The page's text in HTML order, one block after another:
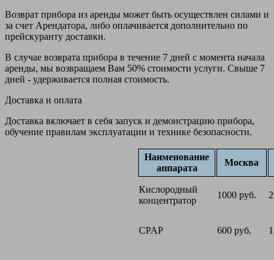
Возврат прибора из аренды может быть осуществлен силами и
за счет Арендатора, либо оплачивается дополнительно по
прейскуранту доставки.
В случае возврата прибора в течение 7 дней с момента начала
аренды, мы возвращаем Вам 50% стоимости услуги. Свыше 7
дней - удерживается полная стоимость.
Доставка и оплата
Доставка включает в себя запуск и демонстрацию прибора,
обучение правилам эксплуатации и технике безопасности.
Наименование
аппарата
Москва
Кислородный
концентратор
1000 руб.
CPAP 600 руб.